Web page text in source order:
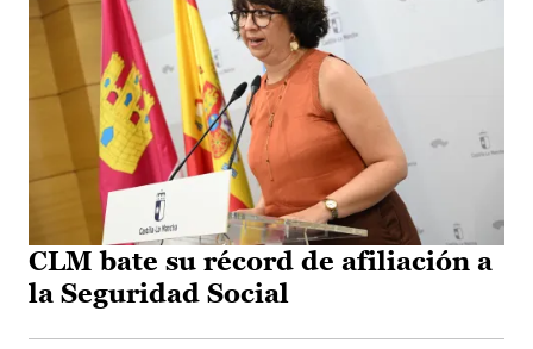
CLM bate su récord de afiliación a
la Seguridad Social